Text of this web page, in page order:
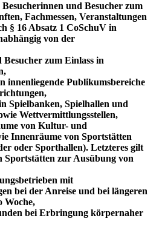
und Besucher zum
Fachmessen, Veranstaltungen
§ 16 Absatz 1 CoSchuV in
von der
zum Einlass in
innenliegende Publikumsbereiche
Spielbanken, Spielhallen und
Wettvermittlungsstellen,
von Kultur- und
Innenräume von Sportstätten
oder Sporthallen). Letzteres gilt
zur Ausübung von
mit
bei der Anreise und bei längeren
Woche,
bei Erbringung körpernaher